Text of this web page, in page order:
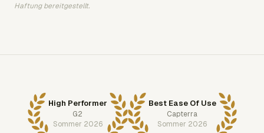
Haftung bereitgestellt.
High Performer
G2
Sommer 2026
Best Ease Of Use
Capterra
Sommer 2026